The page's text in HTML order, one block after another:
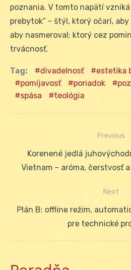
poznania. V tomto napätí
prebytok“ – štýl, ktorý očarí,
aby nasmeroval; ktorý cez
trvácnosť.
Tag: divadelnosť
estetika
pomíjavosť
poriadok
spása
teológia
Navigácia
Previous
Previous
post:
Korenené jedlá
Vietnam – aróma, čerstvosť
Next
Next
Plán B: offline režim,
pre technické